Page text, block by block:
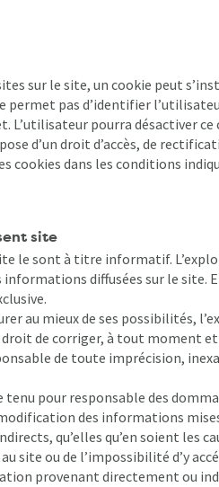
sur le site, un cookie peut
permet pas d’identifier
L’utilisateur pourra désactiver
d’un droit d’accès, de
cookies dans les conditions
site
le sont à titre informatif.
diffusées sur le
au mieux de ses possibilités,
de corriger, à tout moment
de toute imprécision,
pour responsable des
des informations
qu’elles qu’en soient les
site ou de l’impossibilité d’y
provenant directement ou